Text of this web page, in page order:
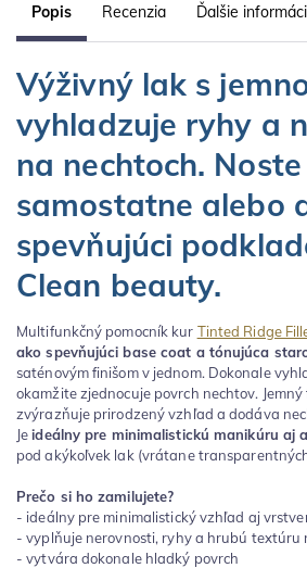
Popis Recenzia Ďalšie
Výživný lak s
vyhladzuje ryhy a
na nechtoch.
samostatne alebo
spevňujúci
Clean beauty.
Multifunkčný pomocník kur Tinted Ridge
ako spevňujúci base coat a tónujúca
saténovým finišom v jednom. Dokonale
okamžite zjednocuje povrch nechtov.
zvýrazňuje prirodzený vzhľad a dodáva
Jeideálny pre minimalistickú manikúru aj
pod akýkoľvek lak (vrátane
Prečo si ho zamilujete?
- ideálny pre minimalistický vzhľad aj
- vyplňuje nerovnosti, ryhy a hrubú textúru
- vytvára dokonale hladký povrch